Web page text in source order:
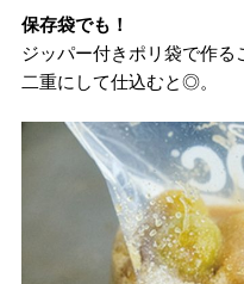
保存袋でも！
ジッパー付きポリ袋で作る
二重にして仕込むと◎。